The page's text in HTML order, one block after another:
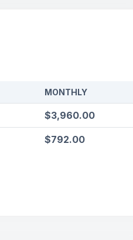
MONTHLY
$3,960.00
$792.00